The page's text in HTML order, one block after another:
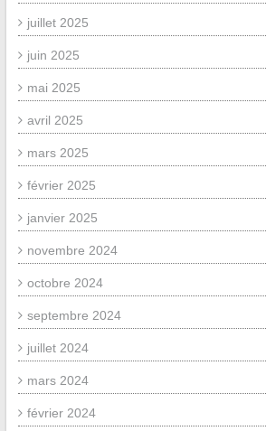
juillet 2025
juin 2025
mai 2025
avril 2025
mars 2025
février 2025
janvier 2025
novembre 2024
octobre 2024
septembre 2024
juillet 2024
mars 2024
février 2024